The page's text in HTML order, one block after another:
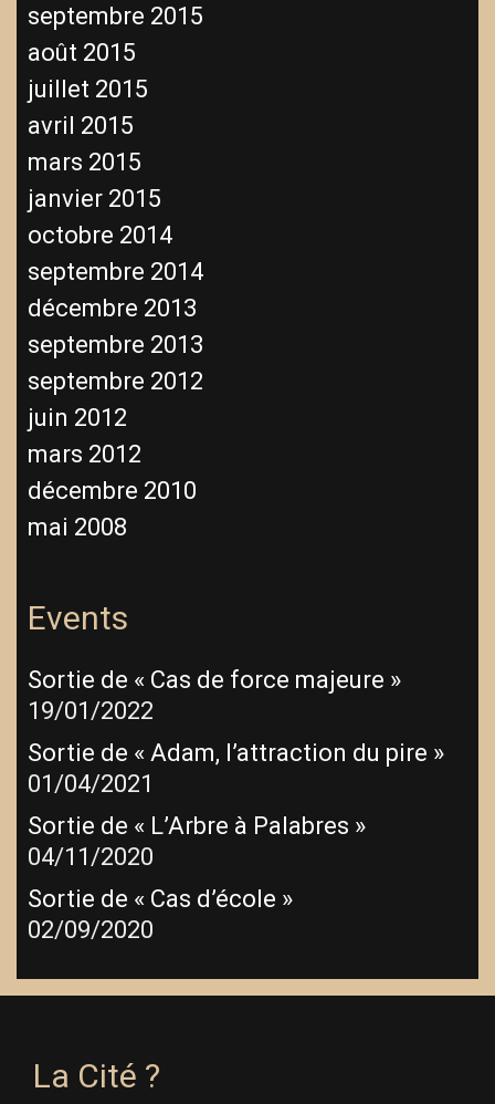
septembre 2015
août 2015
juillet 2015
avril 2015
mars 2015
janvier 2015
octobre 2014
septembre 2014
décembre 2013
septembre 2013
septembre 2012
juin 2012
mars 2012
décembre 2010
mai 2008
Events
Sortie de « Cas de force majeure »
19/01/2022
Sortie de « Adam, l’attraction du pire »
01/04/2021
Sortie de « L’Arbre à Palabres »
04/11/2020
Sortie de « Cas d’école »
02/09/2020
La Cité ?